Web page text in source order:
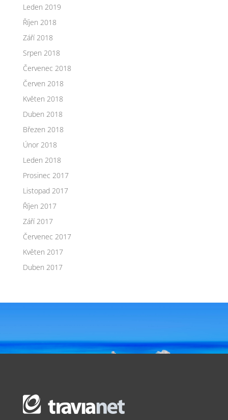
Leden 2019
Říjen 2018
Září 2018
Srpen 2018
Červenec 2018
Červen 2018
Květen 2018
Duben 2018
Březen 2018
Únor 2018
Leden 2018
Prosinec 2017
Listopad 2017
Říjen 2017
Září 2017
Červenec 2017
Květen 2017
Duben 2017